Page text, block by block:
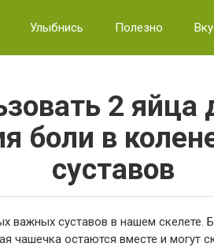
Улыбнись Полезно
2 яйца
боли в
суставов
важных суставов в нашем скелете.
чашечка остаются вместе и могут